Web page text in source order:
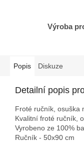
Výroba
Popis Diskuze
Detailní popis
Froté ručník, osuška
Kvalitní froté ručník,
Vyrobeno ze 100%
Ručník - 50x90 cm